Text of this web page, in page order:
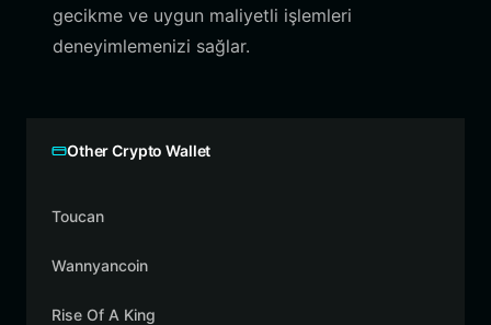
gecikme ve uygun maliyetli işlemleri
deneyimlemenizi sağlar.
Other Crypto Wallet
Toucan
Wannyancoin
Rise Of A King